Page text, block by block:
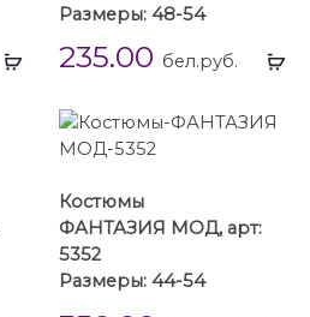
Выбрать
Размеры: 48-54
235.00 бел.руб.
Костюмы
ФАНТАЗИЯ МОД, арт:
5352
Размеры: 44-54